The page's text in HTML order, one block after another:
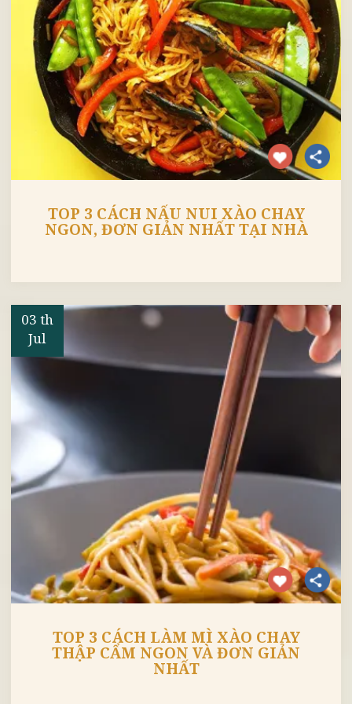
TOP 3 CÁCH NẤU NUI XÀO CHAY
NGON, ĐƠN GIẢN NHẤT TẠI NHÀ
03 th